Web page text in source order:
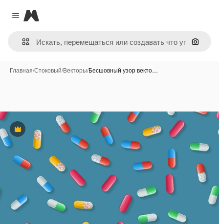
Close menu
Magnific
Поиск
Главная/Стоковый/Векторы/Бесшовный узор векто…
Премиум